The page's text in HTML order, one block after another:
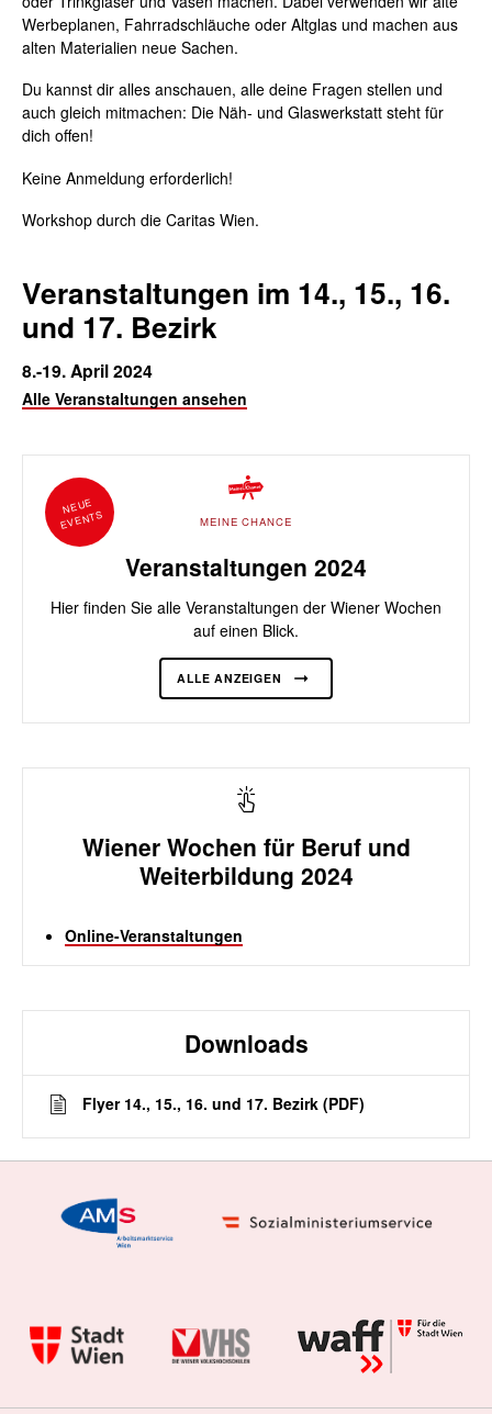
Werbeplanen, Fahrradschläuche oder Altglas und machen aus
alten Materialien neue Sachen.
Du kannst dir alles anschauen, alle deine Fragen stellen und
auch gleich mitmachen: Die Näh- und Glaswerkstatt steht für
dich offen!
Keine Anmeldung erforderlich!
Workshop durch die Caritas Wien.
Veranstaltungen im 14., 15., 16.
und 17. Bezirk
8.-19. April 2024
Alle Veranstaltungen ansehen
MEINE CHANCE
Veranstaltungen 2024
Hier finden Sie alle Veranstaltungen der Wiener Wochen
auf einen Blick.
ALLE ANZEIGEN
NEUE
EVENTS
Wiener Wochen für Beruf und
Weiterbildung 2024
Online-Veranstaltungen
Downloads
Flyer 14., 15., 16. und 17. Bezirk (PDF)